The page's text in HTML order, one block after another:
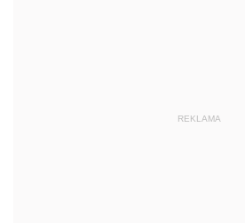
1959REKLAMA